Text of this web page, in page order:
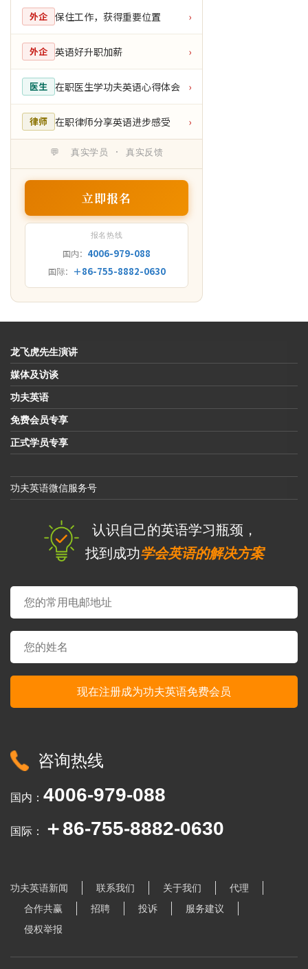
外企 保住工作，获得重要位置 ›
外企 英语好升职加薪 ›
医生 在职医生学功夫英语心得体会 ›
律师 在职律师分享英语进步感受 ›
💬 真实学员 · 真实反馈
立即报名
报名热线
国内： 4006-979-088
国际： ＋86-755-8882-0630
龙飞虎先生演讲
媒体及访谈
功夫英语
免费会员专享
正式学员专享
功夫英语微信服务号
认识自己的英语学习瓶颈，
找到成功学会英语的解决方案
咨询热线
国内： 4006-979-088
国际： ＋86-755-8882-0630
功夫英语新闻 联系我们 关于我们
代理
合作共赢
招聘 投诉
服务建议
侵权举报